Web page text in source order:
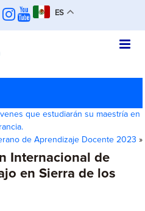
ES
que estudiarán su maestría en
de Aprendizaje Docente 2023 »
Internacional de
en Sierra de los